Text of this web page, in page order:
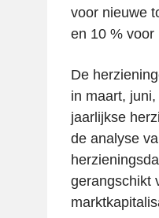
voor nieuwe
en 10 % voor
De
in maart,
jaarlijkse
de analyse
gerangschikt